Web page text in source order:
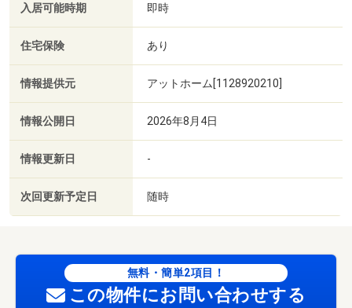
入居可能時期 即時
住宅保険 あり
情報提供元 アットホーム[1128920210]
情報公開日 2026年8月4日
情報更新日 -
次回更新予定日 随時
無料・簡単2項目！
この物件にお問い合わせする